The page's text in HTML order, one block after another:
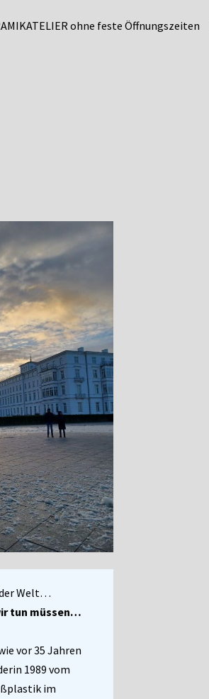
ohne feste Öffnungszeiten
der Welt…
tun müssen…
vor 35 Jahren
1989 vom
im